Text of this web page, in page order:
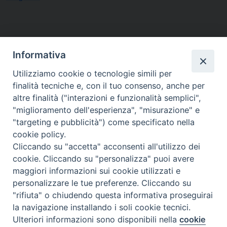
via Amedeo Rossi, 28 - 12100 Cuneo
segreteriagenerale@diocesicuneofossano.it
c.f. 96017380047
Preferenze Cookie
Informativa
Utilizziamo cookie o tecnologie simili per
finalità tecniche e, con il tuo consenso, anche per
altre finalità ("interazioni e funzionalità semplici",
"miglioramento dell'esperienza", "misurazione" e
"targeting e pubblicità") come specificato nella
cookie policy.
Cliccando su "accetta" acconsenti all'utilizzo dei
cookie. Cliccando su "personalizza" puoi avere
maggiori informazioni sui cookie utilizzati e
personalizzare le tue preferenze. Cliccando su
"rifiuta" o chiudendo questa informativa proseguirai
la navigazione installando i soli cookie tecnici.
Ulteriori informazioni sono disponibili nellacookie